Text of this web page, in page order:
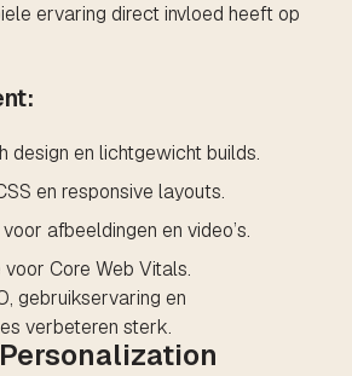
ervaring direct invloed heeft op
design en lichtgewicht builds.
en responsive layouts.
afbeeldingen en video’s.
Core Web Vitals.
gebruikservaring en
verbeteren sterk.